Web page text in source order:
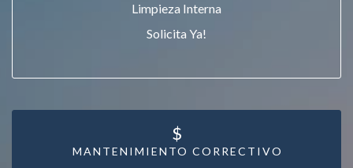
Limpieza Interna
Solicita Ya!
MANTENIMIENTO CORRECTIVO
$